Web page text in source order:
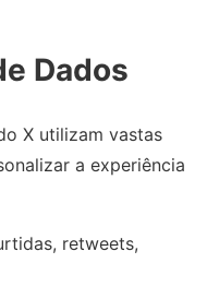
Dados
X utilizam vastas
a experiência
retweets,